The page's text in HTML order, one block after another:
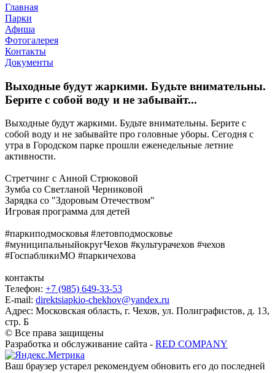
Главная
Парки
Афиша
Фотогалерея
Контакты
Документы
Выходные будут жаркими. Будьте внимательны.
Берите с собой воду и не забывайт...
Выходные будут жаркими. Будьте внимательны. Берите с
собой воду и не забывайте про головные уборы. Сегодня с
утра в Городском парке прошли еженедельные летние
активности.
Стретчинг с Анной Стрюковой
Зумба со Светланой Черниковой
Зарядка со "Здоровым Отечеством"
Игровая программа для детей
#паркиподмосковья #летовподмосковье
#муниципальныйокругЧехов #культурачехов #чехов
#ГоспабликиМО #паркичехова
контакты
Телефон: +7 (985) 649-33-53
E-mail: direktsiapkio-chekhov@yandex.ru
Адрес: Московская область, г. Чехов, ул. Полиграфистов, д. 13,
стр. Б
© Все права защищены
Разработка и обслуживание сайта - RED COMPANY
Ваш браузер устарел рекомендуем обновить его до последней